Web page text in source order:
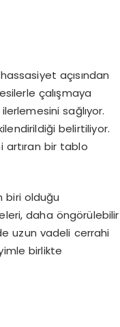
açısından
çalışmaya
sağlıyor.
belirtiliyor.
artıran bir tablo
biri olduğu
daha öngörülebilir
uzun vadeli cerrahi
birlikte